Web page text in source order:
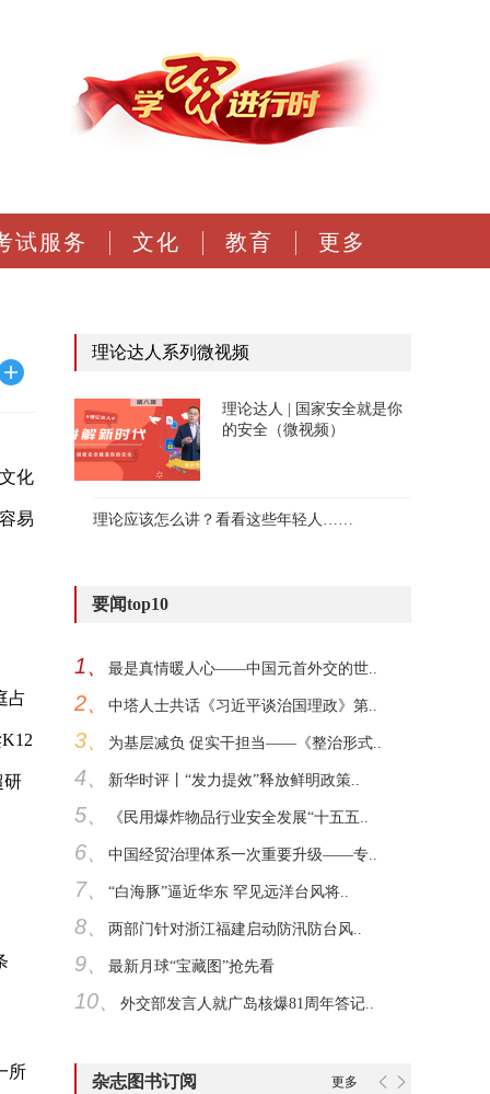
试服务 文化 教育 更多
化
易
占
研
所
理论达人系列微视频
理论达人 | 国家安全就是你
的安全（微视频）
理论应该怎么讲？看看这些年轻人……
要闻top10
1、 最是真情暖人心——中国元首外交的世..
2、 中塔人士共话《习近平谈治国理政》第..
3、 为基层减负 促实干担当——《整治形式..
4、 新华时评丨“发力提效”释放鲜明政策..
5、 《民用爆炸物品行业安全发展“十五五..
6、 中国经贸治理体系一次重要升级——专..
7、 “白海豚”逼近华东 罕见远洋台风将..
8、 两部门针对浙江福建启动防汛防台风..
9、 最新月球“宝藏图”抢先看
10、 外交部发言人就广岛核爆81周年答记..
杂志图书订阅 更多